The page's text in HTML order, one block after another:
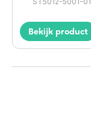
Bekijk product